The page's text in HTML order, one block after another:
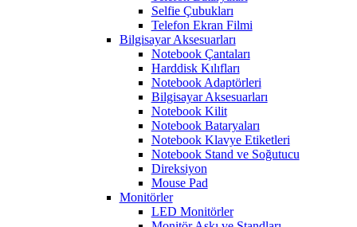
Selfie Çubukları
Telefon Ekran Filmi
Bilgisayar Aksesuarları
Notebook Çantaları
Harddisk Kılıfları
Notebook Adaptörleri
Bilgisayar Aksesuarları
Notebook Kilit
Notebook Bataryaları
Notebook Klavye Etiketleri
Notebook Stand ve Soğutucu
Direksiyon
Mouse Pad
Monitörler
LED Monitörler